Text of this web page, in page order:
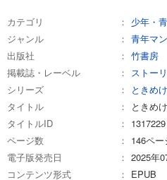
カテゴリ
少年・
ジャンル
青年マ
出版社
竹書房
掲載誌・レーベル
ストー
シリーズ
ときめ
タイトル
ときめ
タイトルID
1317229
ページ数
146ペー
電子版発売日
2025年
コンテンツ形式
EPUB